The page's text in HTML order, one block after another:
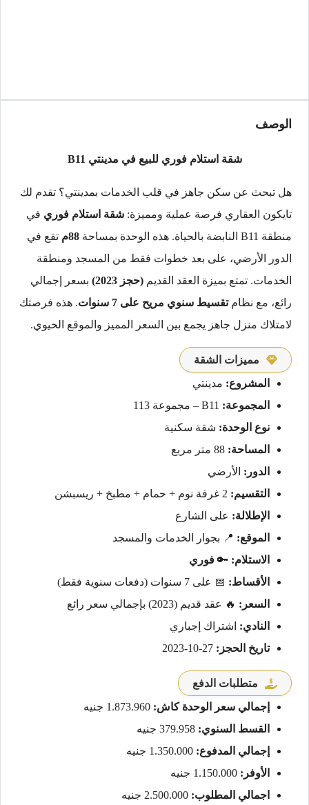
الوصف
شقة استلام فوري للبيع في مدينتي B11
هل تبحث عن سكن جاهز في قلب الخدمات بمدينتي؟ تقدم لك
تايكون العقاري فرصة عملية ومميزة: شقة استلام فوري في
منطقة B11 النابضة بالحياة. هذه الوحدة بمساحة
88م
تقع في
الدور الأرضي، على بعد خطوات فقط من المسجد ومنطقة
الخدمات. تمتع بميزة العقد القديم (حجز 2023)
بسعر إجمالي
رائع، مع نظامتقسيط سنوي مريح على 7 سنوات
. هذه فرصتك
لامتلاك منزل جاهز يجمع بين السعر المميز والموقع الحيوي.
مميزات الشقة
المشروع: مدينتي
المجموعة:
نوع الوحدة: شقة سكنية
المساحة:
الدور: الأرضي
التقسيم:
الإطلالة: على الشارع
الموقع: 📍 بجوار الخدمات والمسجد
الاستلام: 🔑 فوري
الأقساط: 📅 على 7 سنوات (دفعات سنوية فقط)
السعر: 🔥 عقد قديم (2023) بإجمالي سعر رائع
النادي: اشتراك إجباري
تاريخ الحجز:
متطلبات الدفع
إجمالي سعر الوحدة كاش:
القسط السنوي:
إجمالي المدفوع:
الأوفر:
اجمالي المطلوب: